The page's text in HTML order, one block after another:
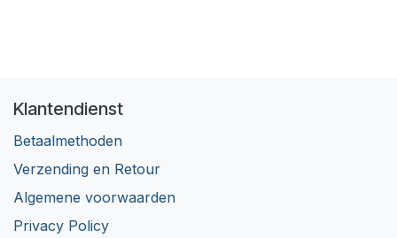
Klantendienst
Betaalmethoden
Verzending en Retour
Algemene voorwaarden
Privacy Policy